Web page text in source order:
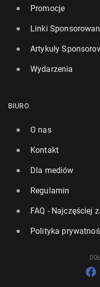
Promocje
Linki
Artykuły
Wydarzenia
BIURO
O nas
Kontakt
Dla mediów
Regulamin
FAQ - Najczęściej
Polityka